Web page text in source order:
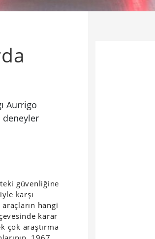
Aurrigo
deneyler
güvenliğine
karşı
araçların hangi
karar
çok araştırma